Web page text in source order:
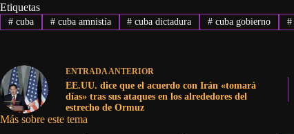
Etiquetas
#cuba #cuba amnistía # cuba dictadura # cuba gobierno #
ENTRADAANTERIOR
EE.UU. dice que el acuerdo con Irán «tomará
días» tras sus ataques en los alrededores del
estrecho de Ormuz
Más sobre este tema